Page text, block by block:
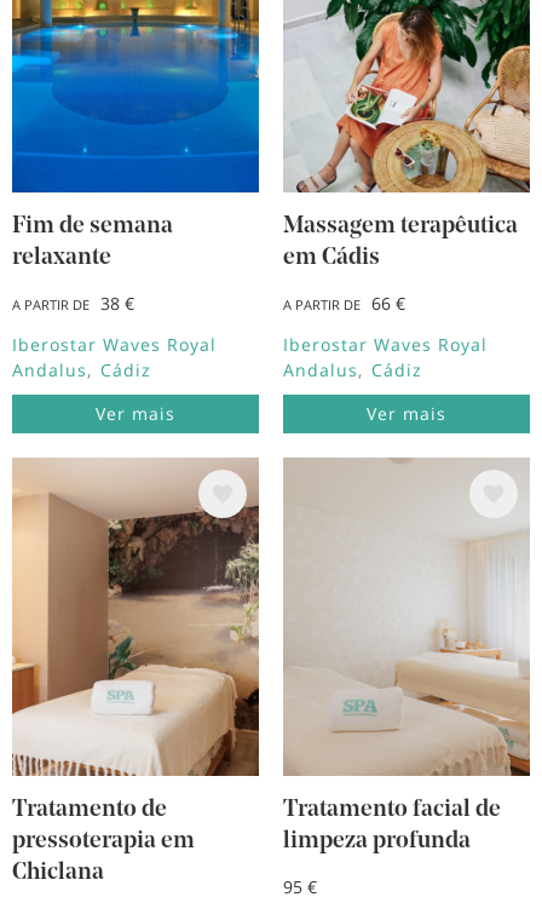
Fim de semana
relaxante
A PARTIR DE
38 €
Iberostar Waves Royal
Andalus
Cádiz
Ver mais
Massagem terapêutica
em Cádis
A PARTIR DE
66 €
Iberostar Waves Royal
Andalus
Cádiz
Ver mais
Imagem
Tratamento de
pressoterapia em
Chiclana
Tratamento facial de
limpeza profunda
95 €